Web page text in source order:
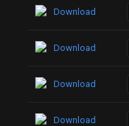
Download
Download
Download
Download